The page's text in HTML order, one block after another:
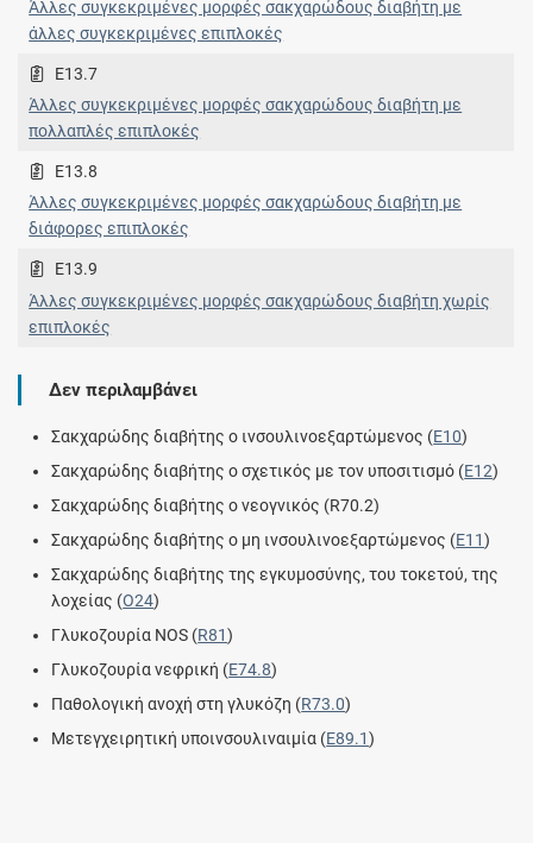
Άλλες συγκεκριμένες μορφές σακχαρώδους διαβήτη με
άλλες συγκεκριμένες επιπλοκές
E13.7
Άλλες συγκεκριμένες μορφές σακχαρώδους διαβήτη με
πολλαπλές επιπλοκές
E13.8
Άλλες συγκεκριμένες μορφές σακχαρώδους διαβήτη με
διάφορες επιπλοκές
E13.9
Άλλες συγκεκριμένες μορφές σακχαρώδους διαβήτη χωρίς
επιπλοκές
Δεν περιλαμβάνει
Σακχαρώδης διαβήτης ο ινσουλινοεξαρτώμενος (E10)
Σακχαρώδης διαβήτης ο σχετικός με τον υποσιτισμό (E12)
Σακχαρώδης διαβήτης ο νεογνικός (R70.2)
Σακχαρώδης διαβήτης ο μη ινσουλινοεξαρτώμενος (E11)
Σακχαρώδης διαβήτης της εγκυμοσύνης, του τοκετού, της
λοχείας (O24)
Γλυκοζουρία NOS (R81)
Γλυκοζουρία νεφρική (E74.8)
Παθολογική ανοχή στη γλυκόζη (R73.0)
Μετεγχειρητική υποινσουλιναιμία (E89.1)